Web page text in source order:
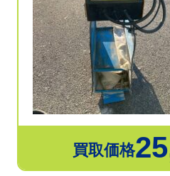
買取価格